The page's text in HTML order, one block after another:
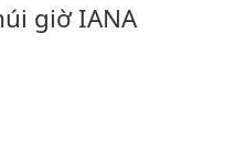
giờ IANA